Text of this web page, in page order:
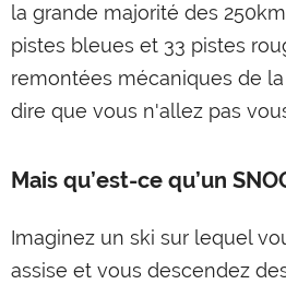
la grande majorité des
pistes bleues et 33 pistes
remontées mécaniques de
dire que vous n'allez pas
Mais qu’est-ce qu’un
Imaginez un ski sur lequel
assise et vous descendez